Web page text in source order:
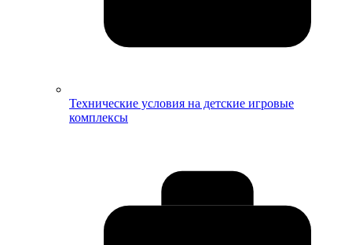
Технические условия на детские игровые
комплексы